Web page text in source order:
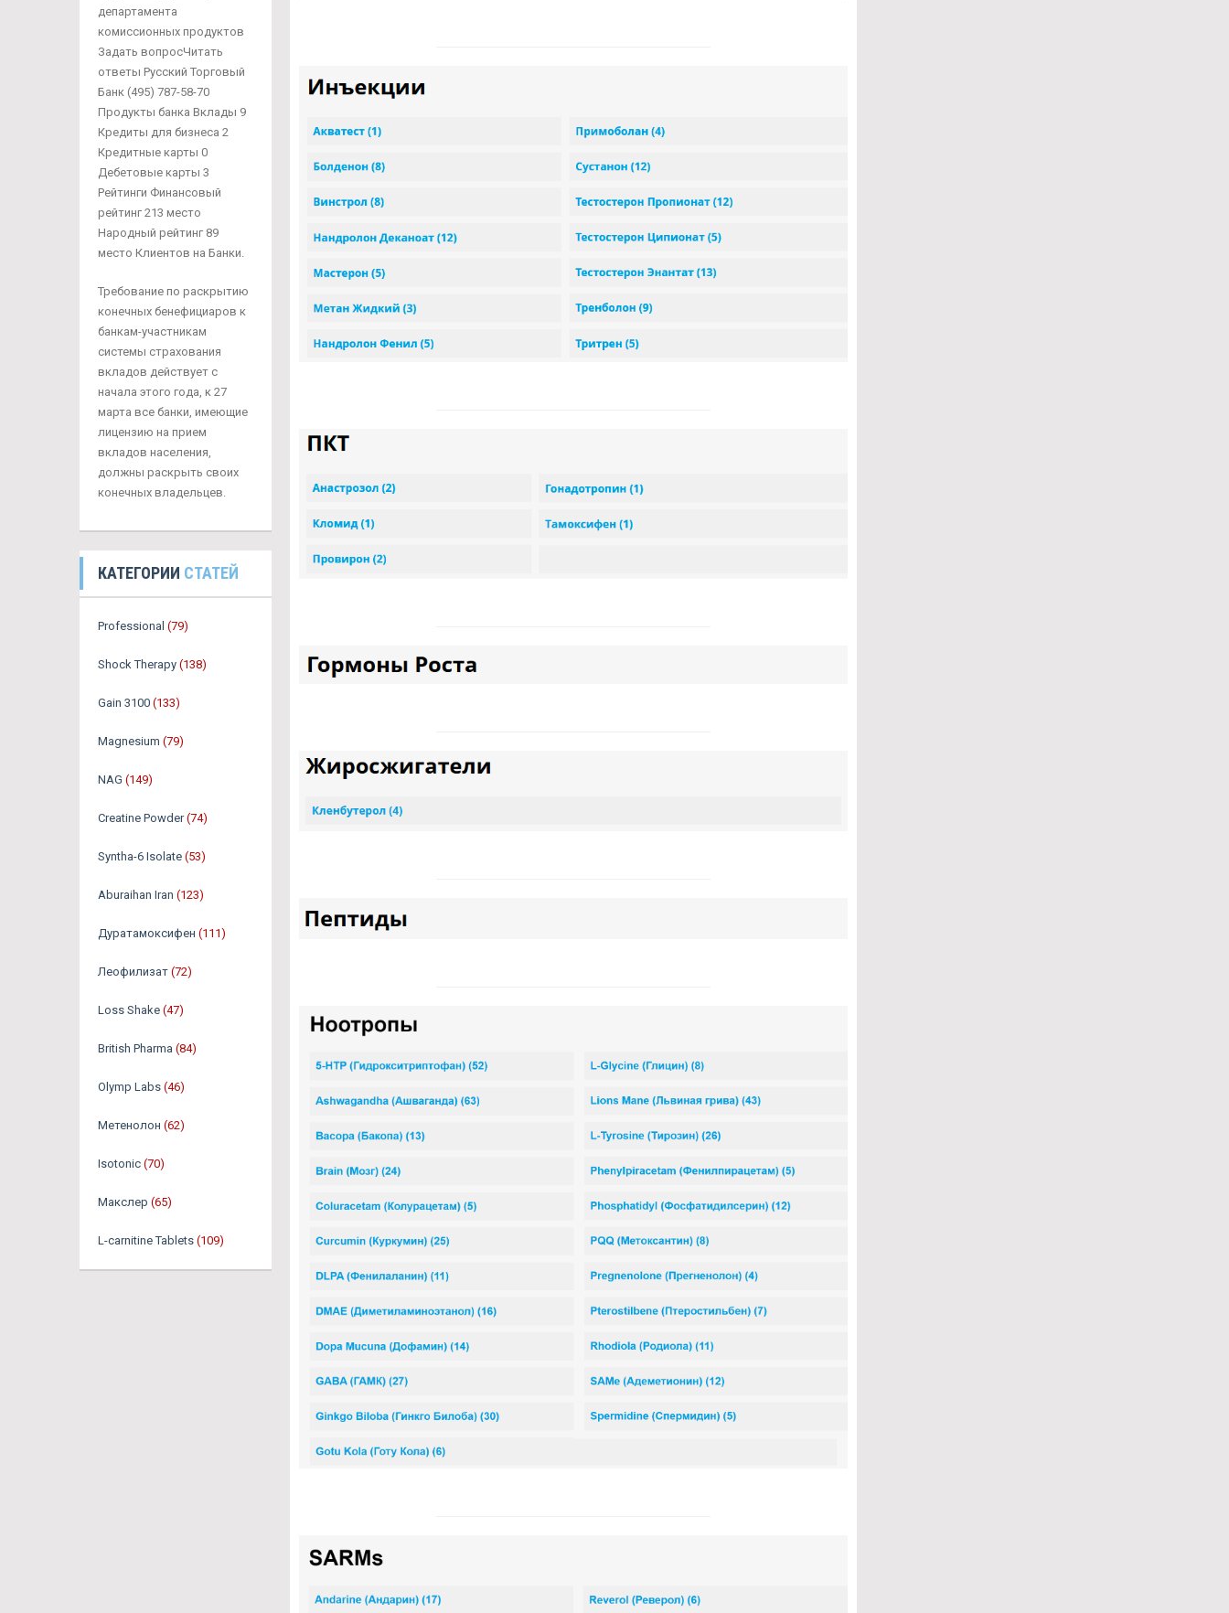
департамента
комиссионных продуктов
Задать вопросЧитать
ответы Русский Торговый
Банк (495) 787-58-70
Продукты банка Вклады 9
Кредиты для бизнеса 2
Кредитные карты 0
Дебетовые карты 3
Рейтинги Финансовый
рейтинг 213 место
Народный рейтинг 89
место Клиентов на Банки.
Требование по раскрытию
конечных бенефициаров к
банкам-участникам
системы страхования
вкладов действует с
начала этого года, к 27
марта все банки, имеющие
лицензию на прием
вкладов населения,
должны раскрыть своих
конечных владельцев.
КАТЕГОРИИ СТАТЕЙ
Professional (79)
Shock Therapy (138)
Gain 3100 (133)
Magnesium (79)
NAG (149)
Creatine Powder (74)
Syntha-6 Isolate (53)
Aburaihan Iran (123)
Дуратамоксифен (111)
Леофилизат (72)
Loss Shake (47)
British Pharma (84)
Olymp Labs (46)
Метенолон (62)
Isotonic (70)
Макслер (65)
L-carnitine Tablets (109)